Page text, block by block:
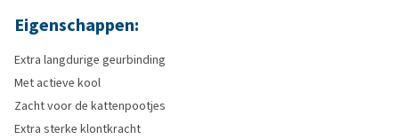
Eigenschappen:
Extra langdurige geurbinding
Met actieve kool
Zacht voor de kattenpootjes
Extra sterke klontkracht